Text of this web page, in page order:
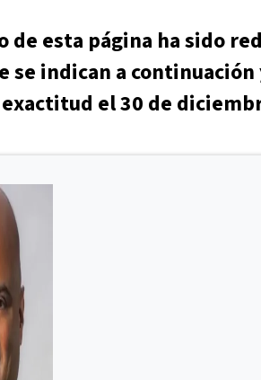
de esta página ha sido
se indican a
el 30 de